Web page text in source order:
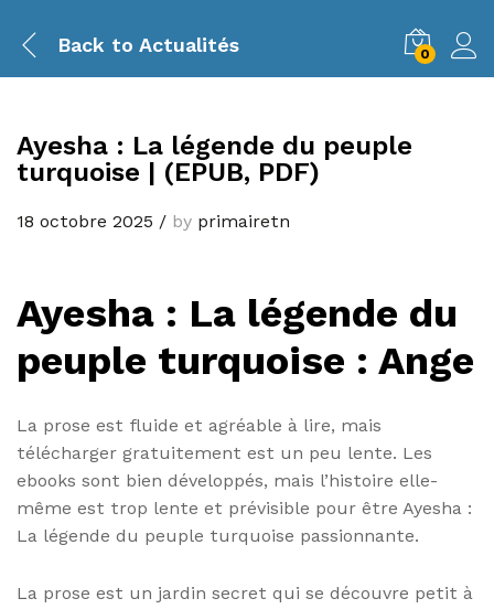
Back to Actualités 0
Ayesha : La légende du peuple
turquoise | (EPUB, PDF)
18 octobre 2025 / by primairetn
Ayesha : La légende du
peuple turquoise : Ange
La prose est fluide et agréable à lire, mais
télécharger gratuitement est un peu lente. Les
ebooks sont bien développés, mais l’histoire elle-
même est trop lente et prévisible pour être Ayesha :
La légende du peuple turquoise passionnante.
La prose est un jardin secret qui se découvre petit à